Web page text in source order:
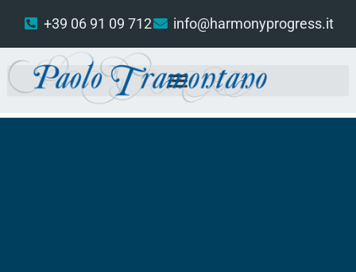
+39 06 91 09 712 info@harmonyprogress.it